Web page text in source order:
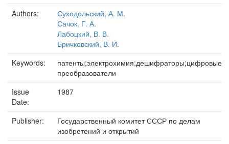
Authors:
Суходольский, А. М.
Сачок, Г. А.
Лабоцкий, В. В.
Бричковский, В. И.
Keywords:
патенты;электрохимия;дешифраторы;цифровые
преобразователи
Issue
Date:
1987
Publisher:
Государственный комитет СССР по делам
изобретений и открытий